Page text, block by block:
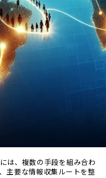
は、複数の手段を組み合わ
主要な情報収集ルートを整